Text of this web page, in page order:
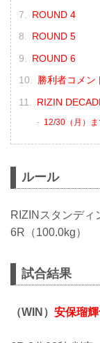
ROUND 4
ROUND 5
ROUND 6
勝利者コメン
RIZIN
12/30（月）ま
ルール
RIZINスタンディ
6R（100.0kg）
試合結果
（WIN） 安保瑠